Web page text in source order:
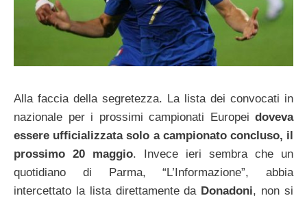
Alla faccia della segretezza. La lista dei convocati in
nazionale per i prossimi campionati Europei doveva
essere ufficializzata solo a campionato concluso, il
prossimo 20 maggio. Invece ieri sembra che un
quotidiano di Parma, “L’Informazione”, abbia
intercettato la lista direttamente da Donadoni, non si